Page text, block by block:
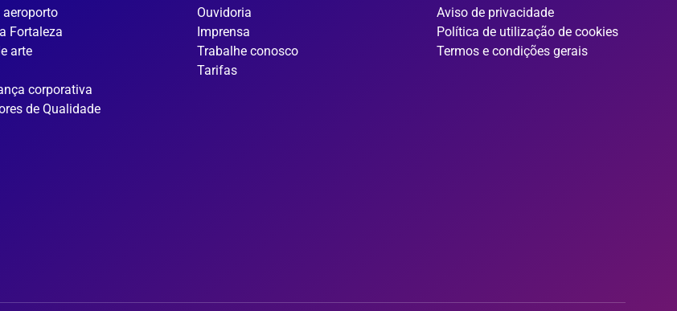
aeroporto
Fortaleza
arte
corporativa
de Qualidade
Ouvidoria
Imprensa
Trabalhe conosco
Tarifas
Aviso de privacidade
Política de utilização de cookies
Termos e condições gerais